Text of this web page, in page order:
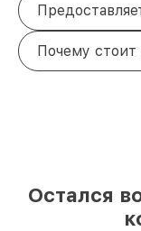
Почему стоит
Остался